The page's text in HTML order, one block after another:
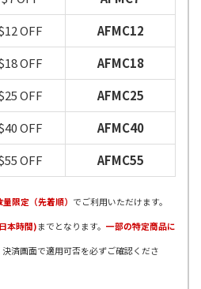
OFF
AFMC12
OFF
AFMC18
OFF
AFMC25
OFF
AFMC40
OFF AFMC55
量限定（先着順） でご利用いただけます。
本時間)までとなります。 一部の特定商品に
決済画面で適用可否を必ずご確認くださ